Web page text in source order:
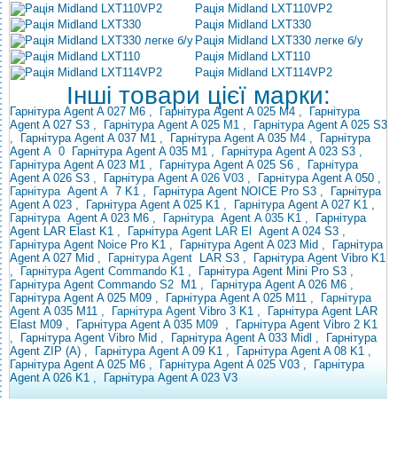
Рація Midland LXT110VP2
Рація Midland LXT330
Рація Midland LXT330 легке б/у
Рація Midland LXT110
Рація Midland LXT114VP2
Інші товари цієї марки:
Гарнітура Agent A 027 M6 , Гарнітура Agent A 025 M4 ,
Гарнітура
Agent A 027 S3 , Гарнітура Agent A 025 M1 ,
Гарнітура Agent A 025 S3
,
Гарнітура Agent A 037 M1 , Гарнітура Agent A 035 M4 ,
Гарнітура
Agent A 0 Гарнітура Agent A 035 M1 , Гарнітура Agent A 023 S3 ,
Гарнітура Agent A 023 M1 , Гарнітура Agent A 025 S6 ,
Гарнітура
Agent A 026 S3 , Гарнітура Agent A 026 V03 , Гарнітура Agent A 050 ,
Гарнітура Agent A 7 K1 , Гарнітура Agent NOICE Pro S3 ,
Гарнітура
Agent A 023 , Гарнітура Agent A 025 K1 , Гарнітура Agent A 027 K1 ,
Гарнітура Agent A 023 M6 , Гарнітура Agent A 035 K1 ,
Гарнітура
Agent LAR Elast K1 , ГарнітураAgent LAR El Agent A 024 S3 ,
Гарнітура Agent Noice Pro K1 , Гарнітура Agent A 023 Mid ,
Гарнітура
Agent A 027 Mid , Гарнітура Agent LAR S3 , Гарнітура Agent Vibro K1
, Гарнітура Agent Commando K1 , Гарнітура Agent Mini Pro S3 ,
Гарнітура Agent Commando S2 M1 , Гарнітура Agent A 026 M6 ,
Гарнітура Agent A 025 M09 , Гарнітура Agent A 025 M11 , Гарнітура
Agent A 035 M11 , Гарнітура Agent Vibro 3 K1 , Гарнітура Agent LAR
Elast M09 , Гарнітура Agent A 035 M09 ,
Гарнітура Agent Vibro 2 K1
,
Гарнітура Agent Vibro Mid , Гарнітура Agent A 033 Midl ,
Гарнітура
Agent ZIP (A) , Гарнітура Agent A 09 K1 , Гарнітура Agent A 08 K1 ,
Гарнітура Agent A 025 M6 , Гарнітура Agent A 025 V03 ,
Гарнітура
Agent A 026 K1 , Гарнітура Agent A 023 V3